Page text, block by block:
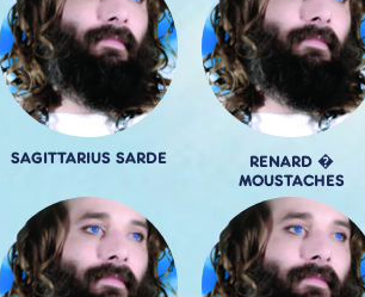
SAGITTARIUS SARDE
RENARD �
MOUSTACHES